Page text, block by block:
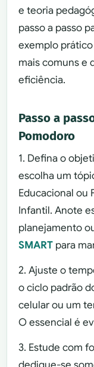
e teoria
passo a passo
exemplo
mais comuns e
eficiência.
Passo a
Pomodoro
1. Defina o
escolha um
Educacional ou
Infantil. Anote
planejamento
SMART para
2. Ajuste o
o ciclo padrão
celular ou um
O essencial é
3. Estude com